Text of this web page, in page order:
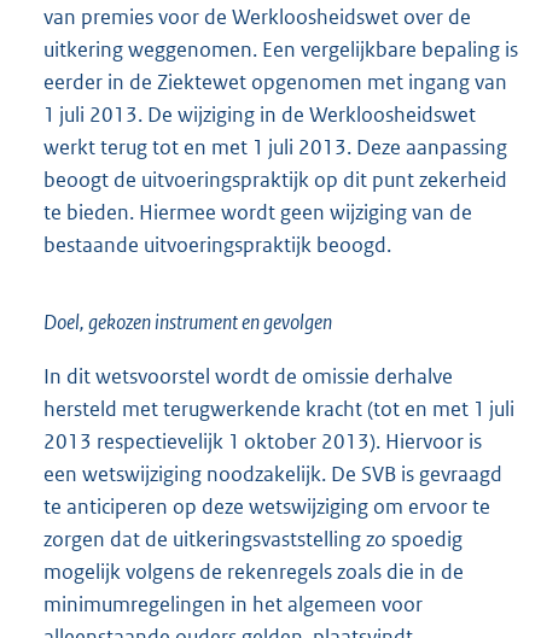
van premies voor de Werkloosheidswet over de
uitkering weggenomen. Een vergelijkbare bepaling is
eerder in de Ziektewet opgenomen met ingang van
1 juli 2013. De wijziging in de Werkloosheidswet
werkt terug tot en met 1 juli 2013. Deze aanpassing
beoogt de uitvoeringspraktijk op dit punt zekerheid
te bieden. Hiermee wordt geen wijziging van de
bestaande uitvoeringspraktijk beoogd.
Doel, gekozen instrument en gevolgen
In dit wetsvoorstel wordt de omissie derhalve
hersteld met terugwerkende kracht (tot en met 1 juli
2013 respectievelijk 1 oktober 2013). Hiervoor is
een wetswijziging noodzakelijk. De SVB is gevraagd
te anticiperen op deze wetswijziging om ervoor te
zorgen dat de uitkeringsvaststelling zo spoedig
mogelijk volgens de rekenregels zoals die in de
minimumregelingen in het algemeen voor